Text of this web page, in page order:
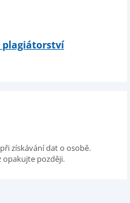
plagiátorství
získávání dat o osobě.
později.